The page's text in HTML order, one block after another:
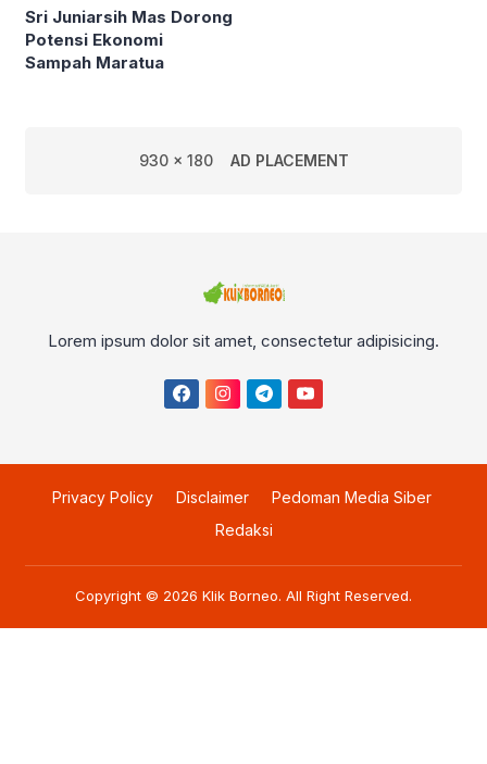
Sri Juniarsih Mas Dorong
Potensi Ekonomi
Sampah Maratua
930 x 180 AD PLACEMENT
Lorem ipsum dolor sit amet, consectetur adipisicing.
Privacy Policy Disclaimer
Pedoman Media Siber
Redaksi
Copyright © 2026 Klik Borneo. All Right Reserved.